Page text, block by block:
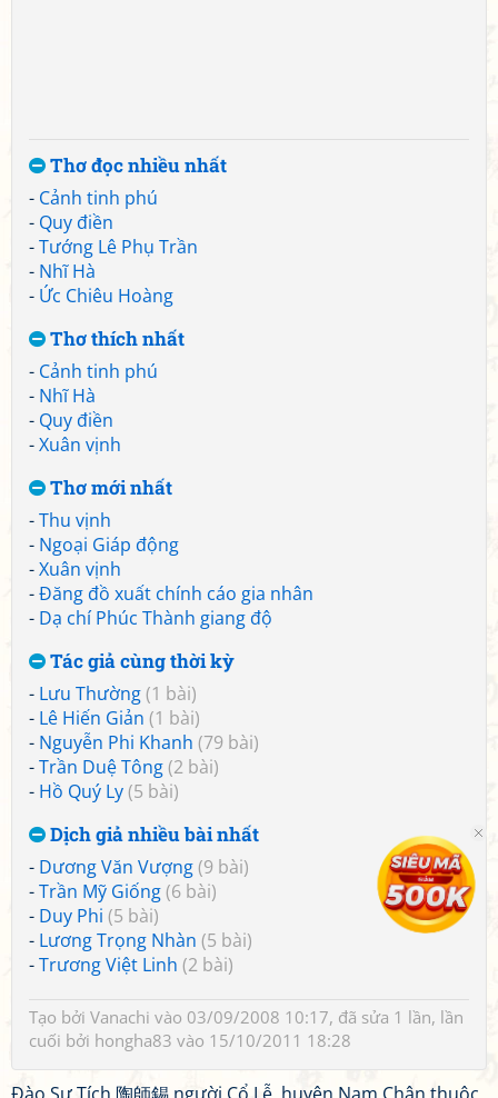
Thơ đọc nhiều nhất
- Cảnh tinh phú
- Quy điền
-Tướng Lê Phụ Trần
- Nhĩ Hà
- Ức Chiêu Hoàng
Thơ thích nhất
- Cảnh tinh phú
- Nhĩ Hà
- Quy điền
-Xuân vịnh
Thơ mới nhất
-Thu vịnh
- Ngoại Giáp động
-Xuân vịnh
-Đăng đồ xuất chính cáo gia nhân
- Dạ chí Phúc Thành giang độ
Tác giả cùng thời kỳ
- Lưu Thường(1 bài)
- Lê Hiến Giản (1 bài)
- Nguyễn Phi Khanh (79 bài)
-Trần Duệ Tông(2 bài)
- Hồ Quý Ly(5 bài)
Dịch giả nhiều bài nhất
- Dương Văn Vượng(9 bài)
-Trần Mỹ Giống(6 bài)
- Duy Phi (5 bài)
- Lương Trọng Nhàn (5 bài)
-Trương Việt Linh (2 bài)
Tạo bởi Vanachi vào 03/09/2008 10:17, đã sửa 1 lần, lần
cuối bởi hongha83 vào 15/10/2011 18:28